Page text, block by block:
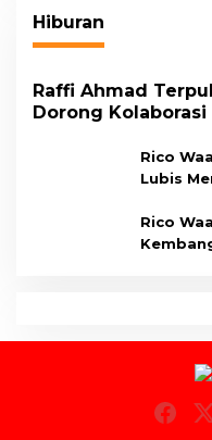
Hiburan
Raffi Ahmad
Dorong
Rico
Lubis
Rico